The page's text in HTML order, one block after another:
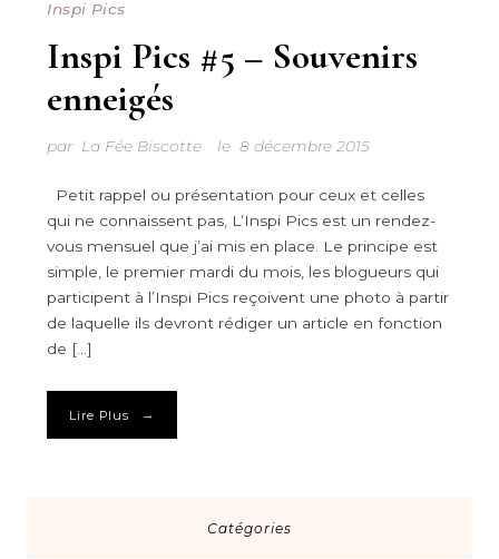
Inspi Pics
Inspi Pics #5 – Souvenirs
enneigés
par La Fée Biscotte le 8 décembre 2015
Petit rappel ou présentation pour ceux et celles
qui ne connaissent pas, L’Inspi Pics est un rendez-
vous mensuel que j’ai mis en place. Le principe est
simple, le premier mardi du mois, les blogueurs qui
participent à l’Inspi Pics reçoivent une photo à partir
de laquelle ils devront rédiger un article en fonction
de […]
Lire Plus →
Catégories